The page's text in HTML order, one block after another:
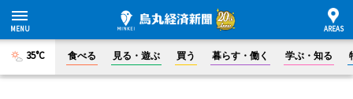
35°C 食べる 見る・遊ぶ 買う 暮らす・働く 学ぶ・知る